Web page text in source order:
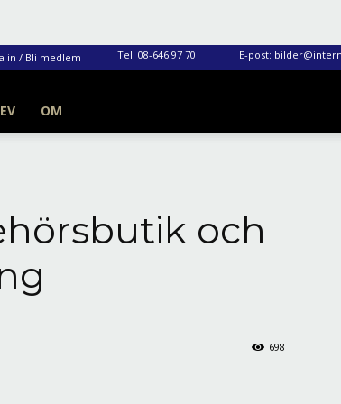
in / Bli medlem Tel: 08-646 97 70 E-post:
OM
och
698